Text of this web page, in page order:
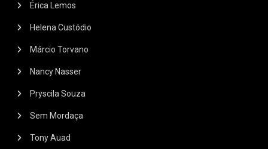
Érica Lemos
Helena Custódio
Márcio Torvano
Nancy Nasser
Pryscila Souza
Sem Mordaça
Tony Auad